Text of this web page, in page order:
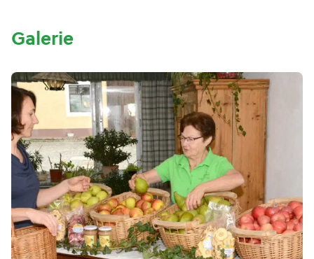
Galerie